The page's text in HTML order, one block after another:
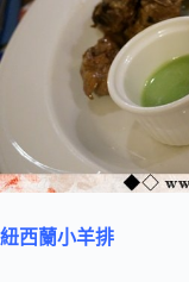
紐西蘭小羊排